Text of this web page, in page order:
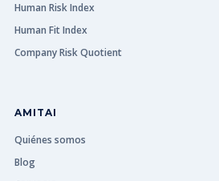
Human Risk Index
Human Fit Index
Company Risk Quotient
AMITAI
Quiénes somos
Blog